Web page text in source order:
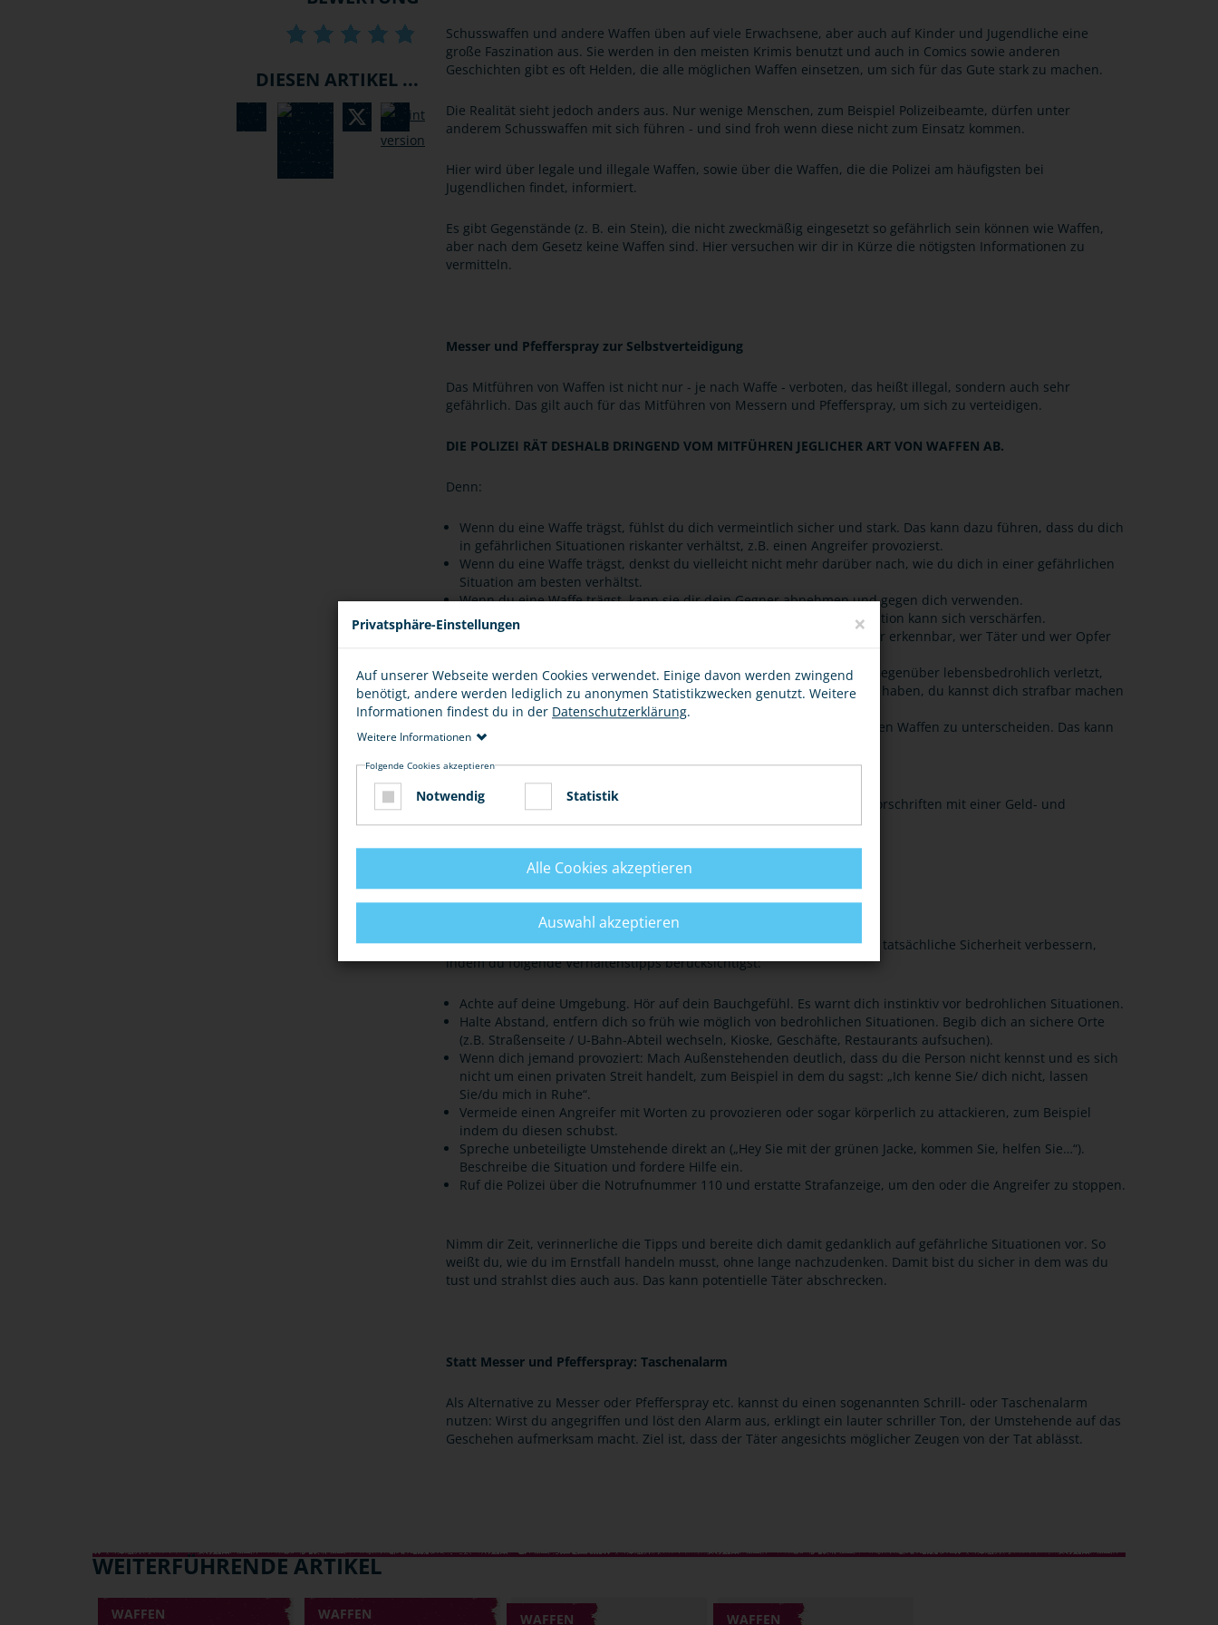
Schusswaffen und andere Waffen üben auf viele Erwachsene, aber auch auf Kinder und Jugendliche eine
große Faszination aus. Sie werden in den meisten Krimis benutzt und auch in Comics sowie anderen
Geschichten gibt es oft Helden, die alle möglichen Waffen einsetzen, um sich für das Gute stark zu machen.
Die Realität sieht jedoch anders aus. Nur wenige Menschen, zum Beispiel Polizeibeamte, dürfen unter
anderem Schusswaffen mit sich führen - und sind froh wenn diese nicht zum Einsatz kommen.
Hier wird über legale und illegale Waffen, sowie über die Waffen, die die Polizei am häufigsten bei
Jugendlichen findet, informiert.
Es gibt Gegenstände (z. B. ein Stein), die nicht zweckmäßig eingesetzt so gefährlich sein können wie Waffen,
aber nach dem Gesetz keine Waffen sind. Hier versuchen wir dir in Kürze die nötigsten Informationen zu
vermitteln.
Messer und Pfefferspray zur Selbstverteidigung
Das Mitführen von Waffen ist nicht nur - je nach Waffe - verboten, das heißt illegal, sondern auch sehr
gefährlich. Das gilt auch für das Mitführen von Messern und Pfefferspray, um sich zu verteidigen.
DIE POLIZEI RÄT DESHALB DRINGEND VOM MITFÜHREN JEGLICHER ART VON WAFFEN AB.
Denn:
Wenn du eine Waffe trägst, fühlst du dich vermeintlich sicher und stark. Das kann dazu führen, dass du dich
in gefährlichen Situationen riskanter verhältst, z.B. einen Angreifer provozierst.
Wenn du eine Waffe trägst, denkst du vielleicht nicht mehr darüber nach, wie du dich in einer gefährlichen
Situation am besten verhältst.
Wenn du eine Waffe trägst, kann sie dir dein Gegner abnehmen und gegen dich verwenden.
Wenn du eine Waffe trägst, kann die Gewalt eskalieren, d.h. die Situation kann sich verschärfen.
Wenn du eine Waffe trägst, ist es für Helfer und für die Polizei schwer erkennbar, wer Täter und wer Opfer
Wenn du eine Waffe trägst, besteht die Gefahr, dass du damit dein Gegenüber lebensbedrohlich verletzt,
zum Beispiel mit einem Messer. Das kann erhebliche Folgen für dich haben, du kannst dich strafbar machen
und verurteilt werden.
Schreckschusswaffen und unechte Waffen sind häufig nicht von echten Waffen zu unterscheiden. Das kann
dazu führen, dass die Polizei im schlimmsten Fall schießt.
Zudem können Verstöße gegen waffenrechtliche Bestimmungen und Vorschriften mit einer Geld- und
Freiheitsstrafe geahndet werden.
Stärke dein Sicherheitsgefühl – ohne Waffen!
Statt eine Waffe zu tragen, kannst du dein Sicherheitsgefühl und deine tatsächliche Sicherheit verbessern,
indem du folgende Verhaltenstipps berücksichtigst:
Achte auf deine Umgebung. Hör auf dein Bauchgefühl. Es warnt dich instinktiv vor bedrohlichen Situationen.
Halte Abstand, entfern dich so früh wie möglich von bedrohlichen Situationen. Begib dich an sichere Orte
(z.B. Straßenseite / U-Bahn-Abteil wechseln, Kioske, Geschäfte, Restaurants aufsuchen).
Wenn dich jemand provoziert: Mach Außenstehenden deutlich, dass du die Person nicht kennst und es sich
nicht um einen privaten Streit handelt, zum Beispiel in dem du sagst: „Ich kenne Sie/ dich nicht, lassen
Sie/du mich in Ruhe“.
Vermeide einen Angreifer mit Worten zu provozieren oder sogar körperlich zu attackieren, zum Beispiel
indem du diesen schubst.
Spreche unbeteiligte Umstehende direkt an („Hey Sie mit der grünen Jacke, kommen Sie, helfen Sie…“).
Beschreibe die Situation und fordere Hilfe ein.
Ruf die Polizei über die Notrufnummer 110 und erstatte Strafanzeige, um den oder die Angreifer zu stoppen.
Nimm dir Zeit, verinnerliche die Tipps und bereite dich damit gedanklich auf gefährliche Situationen vor. So
weißt du, wie du im Ernstfall handeln musst, ohne lange nachzudenken. Damit bist du sicher in dem was du
tust und strahlst dies auch aus. Das kann potentielle Täter abschrecken.
Statt Messer und Pfefferspray: Taschenalarm
Als Alternative zu Messer oder Pfefferspray etc. kannst du einen sogenannten Schrill- oder Taschenalarm
nutzen: Wirst du angegriffen und löst den Alarm aus, erklingt ein lauter schriller Ton, der Umstehende auf das
Geschehen aufmerksam macht. Ziel ist, dass der Täter angesichts möglicher Zeugen von der Tat ablässt.
DIESEN ARTIKEL ...
WEITERFÜHRENDE ARTIKEL
WAFFEN WAFFEN WAFFEN WAFFEN
Privatsphäre-Einstellungen ×
Auf unserer Webseite werden Cookies verwendet. Einige davon werden zwingend
benötigt, andere werden lediglich zu anonymen Statistikzwecken genutzt. Weitere
Informationen findest du in der Datenschutzerklärung.
Weitere Informationen
Folgende Cookies akzeptieren
Notwendig Statistik
Alle Cookies akzeptieren
Auswahl akzeptieren